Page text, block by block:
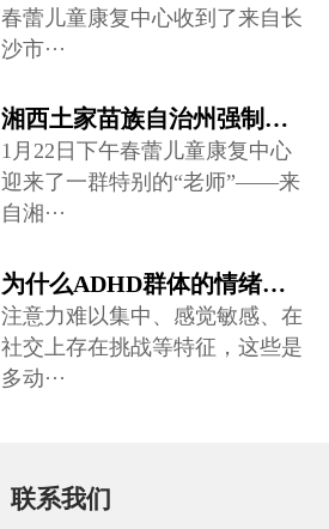
春蕾儿童康复中心收到了来自长
沙市···
湘西土家苗族自治州强制隔离戒毒所禁毒宣讲团队来到春蕾儿童康复中心···
1月22日下午春蕾儿童康复中心
迎来了一群特别的“老师”——来
自湘···
为什么ADHD群体的情绪调节存在很大困难？
注意力难以集中、感觉敏感、在
社交上存在挑战等特征，这些是
多动···
联系我们